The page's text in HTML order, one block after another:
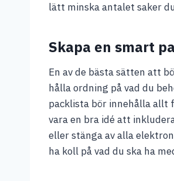
lätt minska antalet saker
Skapa en smart
En av de bästa sätten att
hålla ordning på vad du
packlista bör innehålla allt
vara en bra idé att
eller stänga av alla
ha koll på vad du ska ha